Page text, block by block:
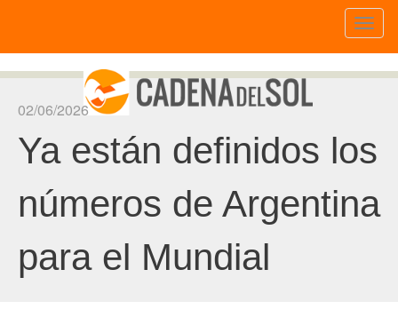
02/06/2026
Ya están definidos los
números de Argentina
para el Mundial